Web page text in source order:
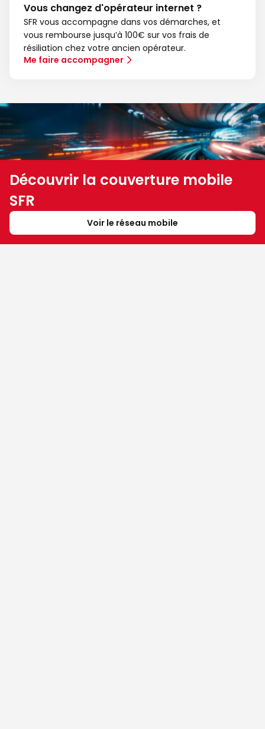
Vous changez d'opérateur internet ?
SFR vous accompagne dans vos démarches, et
vous rembourse jusqu’à 100€ sur vos frais de
résiliation chez votre ancien opérateur.
Me faire accompagner
Découvrir la couverture mobile
SFR
Voir le réseau mobile